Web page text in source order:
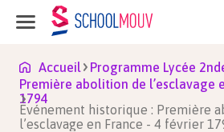
Accueil Programme Lycée
Première abolition de l’esclavage
1794
Evénement historique : Première
l’esclavage en France - 4 février